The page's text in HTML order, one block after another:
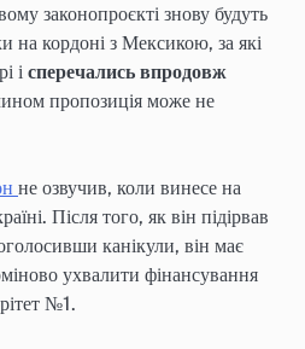
законопроєкті знову будуть
на кордоні з Мексикою, за які
і сперечались впродовж
пропозиція може не
не озвучив, коли винесе на
Після того, як він підірвав
канікули, він має
ухвалити фінансування
№1.